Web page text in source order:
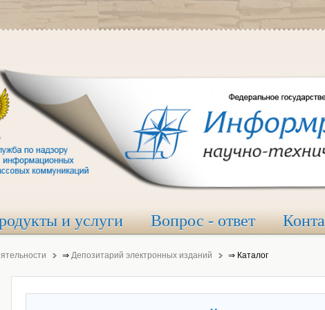
и услуги Вопрос - ответ
⇒ Депозитарий электронных изданий ⇒ Каталог